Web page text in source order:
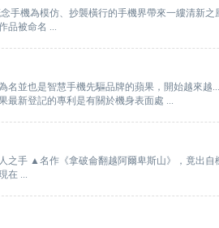
機為模仿、抄襲橫行的手機界帶來一縷清新之
品被命名 ...
名並也是智慧手機先驅品牌的蘋果，開始越來越
最新登記的專利是有關於機身表面處 ...
手 ▲名作《拿破侖翻越阿爾卑斯山》，竟出自
在 ...